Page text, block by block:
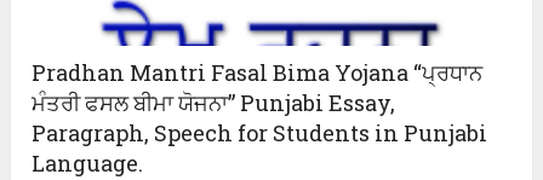
Pradhan Mantri Fasal Bima Yojana “ਪ੍ਰਧਾਨ
ਮੰਤਰੀ ਫਸਲ ਬੀਮਾ ਯੋਜਨਾ” Punjabi Essay,
Paragraph, Speech for Students in Punjabi
Language.